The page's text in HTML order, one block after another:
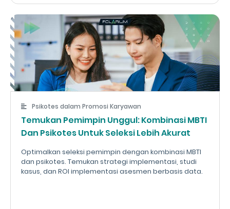
Psikotes dalam Promosi Karyawan
Temukan Pemimpin Unggul: Kombinasi MBTI
Dan Psikotes Untuk Seleksi Lebih Akurat
Optimalkan seleksi pemimpin dengan kombinasi MBTI
dan psikotes. Temukan strategi implementasi, studi
kasus, dan ROI implementasi asesmen berbasis data.